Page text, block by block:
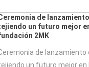
de
un futuro mejor
2MK
de lanzamiento
un futuro mejor en